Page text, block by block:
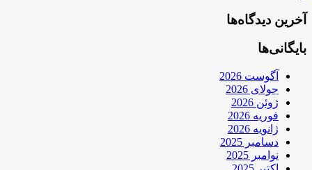
آخرین دیدگاه‌ها
بایگانی‌ها
آگوست 2026
جولای 2026
ژوئن 2026
فوریه 2026
ژانویه 2026
دسامبر 2025
نوامبر 2025